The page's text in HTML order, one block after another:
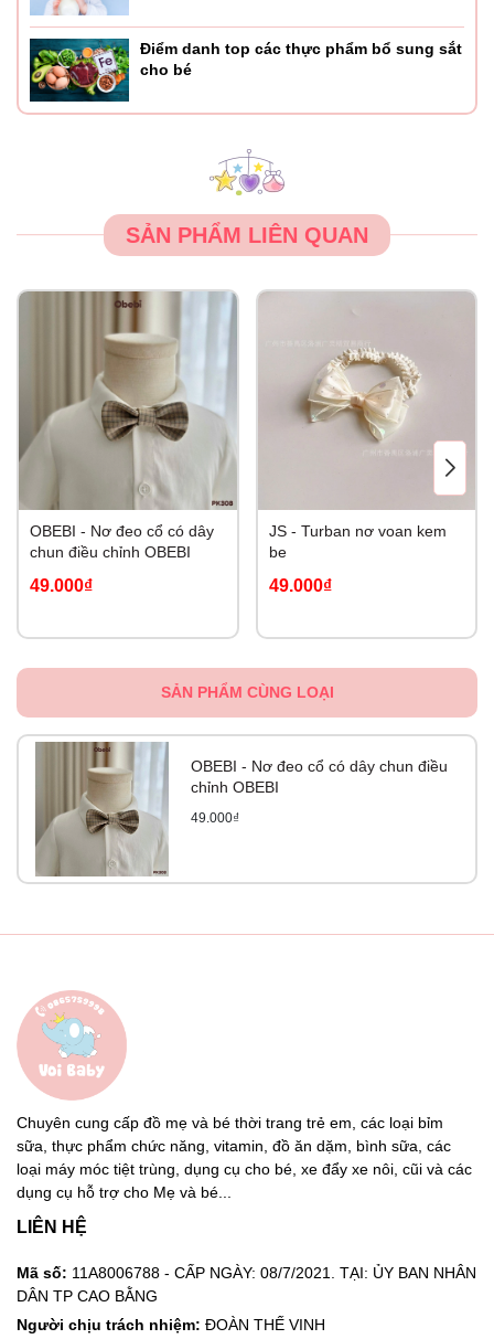
Điểm danh top các thực phẩm bổ sung sắt
cho bé
SẢN PHẨM LIÊN QUAN
OBEBI - Nơ đeo cổ có dây
chun điều chỉnh OBEBI
49.000₫
JS - Turban nơ voan kem
be
49.000₫
SẢN PHẨM CÙNG LOẠI
OBEBI - Nơ đeo cổ có dây chun điều
chỉnh OBEBI
49.000₫
Chuyên cung cấp đồ mẹ và bé thời trang trẻ em, các loại bỉm
sữa, thực phẩm chức năng, vitamin, đồ ăn dặm, bình sữa, các
loại máy móc tiệt trùng, dụng cụ cho bé, xe đẩy xe nôi, cũi và các
dụng cụ hỗ trợ cho Mẹ và bé...
LIÊN HỆ
Mã số: 11A8006788 - CẤP NGÀY: 08/7/2021. TẠI: ỦY BAN NHÂN
DÂN TP CAO BẰNG
Người chịu trách nhiệm: ĐOÀN THẾ VINH